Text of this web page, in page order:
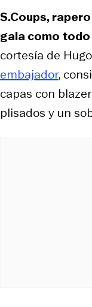
S.Coups,
gala como
cortesía de
embajador,
capas con
plisados y un